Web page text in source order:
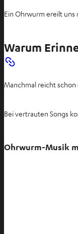
Ein Ohrwurm ereilt uns
Warum
Manchmal reicht
Bei vertrauten Songs
Ohrwurm-Musik